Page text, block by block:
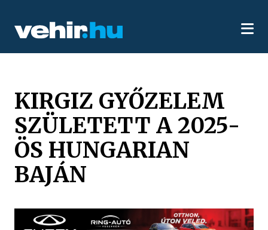
KIRGIZ GYŐZELEM
SZÜLETETT A 2025-
ÖS HUNGARIAN
BAJÁN